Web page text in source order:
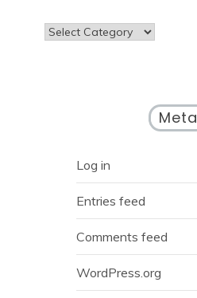
Categories
Meta
Log in
Entries feed
Comments feed
WordPress.org